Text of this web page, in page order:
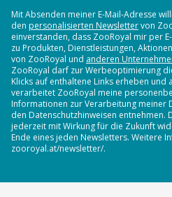
Mit Absenden meiner E-Mail-Adresse
den personalisierten Newslettervon
einverstanden, dass ZooRoyal mir per
zu Produkten, Dienstleistungen,
von ZooRoyal und anderen
ZooRoyal darf zur Werbeoptimierung
Klicks auf enthaltene Links erheben und
verarbeitet ZooRoyal meine
Informationen zur Verarbeitung meiner
den Datenschutzhinweisen entnehmen.
jederzeit mit Wirkung für die Zukunft
Ende eines jeden Newsletters. Weitere
zooroyal.at/newsletter/.